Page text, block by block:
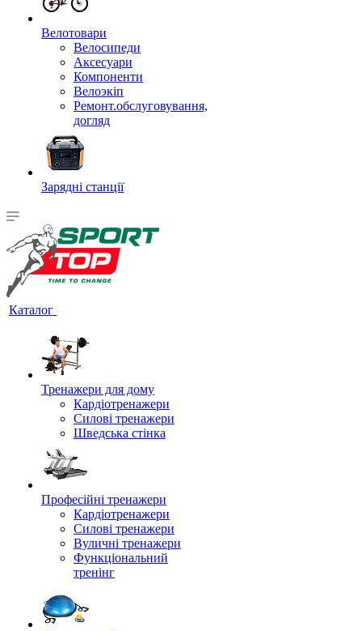
Велотовари
Велосипеди
Аксесуари
Компоненти
Велоэкіп
Ремонт.обслуговування,
догляд
Зарядні станції
Каталог
Тренажери для дому
Кардіотренажери
Силові тренажери
Шведська стінка
Професійні тренажери
Кардіотренажери
Силові тренажери
Вуличні тренажери
Функціональний
тренінг